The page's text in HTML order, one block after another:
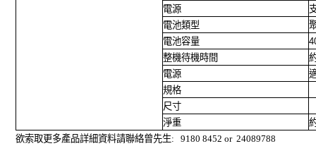
電源
電池類型
電池容量
整機待機時間
電源
規格
尺寸
淨重
欲索取更多產品詳細資料請聯絡曾先生: 9180 8452 or 24089788